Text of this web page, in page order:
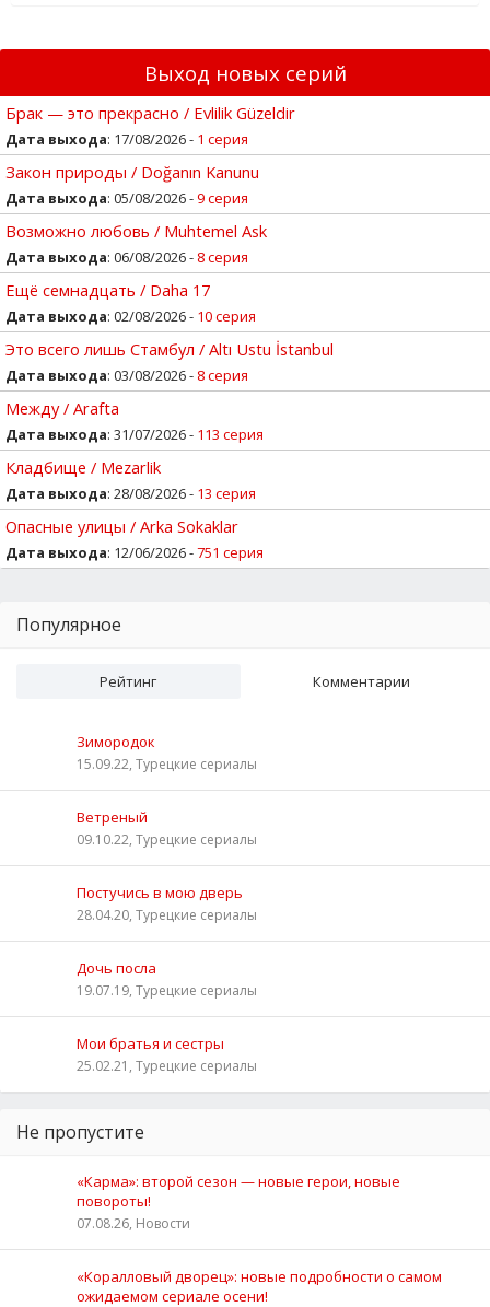
Выход новых серий
Брак — это прекрасно / Evlilik Güzeldir
Дата выхода: 17/08/2026 - 1 серия
Закон природы / Doğanın Kanunu
Дата выхода: 05/08/2026 -9 серия
Возможно любовь / Muhtemel Ask
Дата выхода: 06/08/2026 - 8 серия
Ещё семнадцать / Daha 17
Дата выхода: 02/08/2026 - 10 серия
Это всего лишь Стамбул / Altı Ustu İstanbul
Дата выхода: 03/08/2026 - 8 серия
Между / Arafta
Дата выхода: 31/07/2026 - 113 серия
Кладбище / Mezarlik
Дата выхода: 28/08/2026 - 13 серия
Опасные улицы / Arka Sokaklar
Дата выхода: 12/06/2026 -751 серия
Популярное
Рейтинг Комментарии
Зимородок
15.09.22, Турецкие сериалы
Ветреный
09.10.22, Турецкие сериалы
Постучись в мою дверь
28.04.20, Турецкие сериалы
Дочь посла
19.07.19, Турецкие сериалы
Мои братья и сестры
25.02.21, Турецкие сериалы
Не пропустите
«Карма»: второй сезон — новые герои, новые
повороты!
07.08.26, Новости
«Коралловый дворец»: новые подробности о самом
ожидаемом сериале осени!